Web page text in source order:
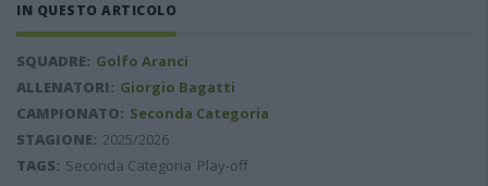
IN QUESTO ARTICOLO
SQUADRE: Golfo Aranci
ALLENATORI: Giorgio Bagatti
CAMPIONATO: Seconda Categoria
STAGIONE: 2025/2026
TAGS: Seconda Categoria Play-off